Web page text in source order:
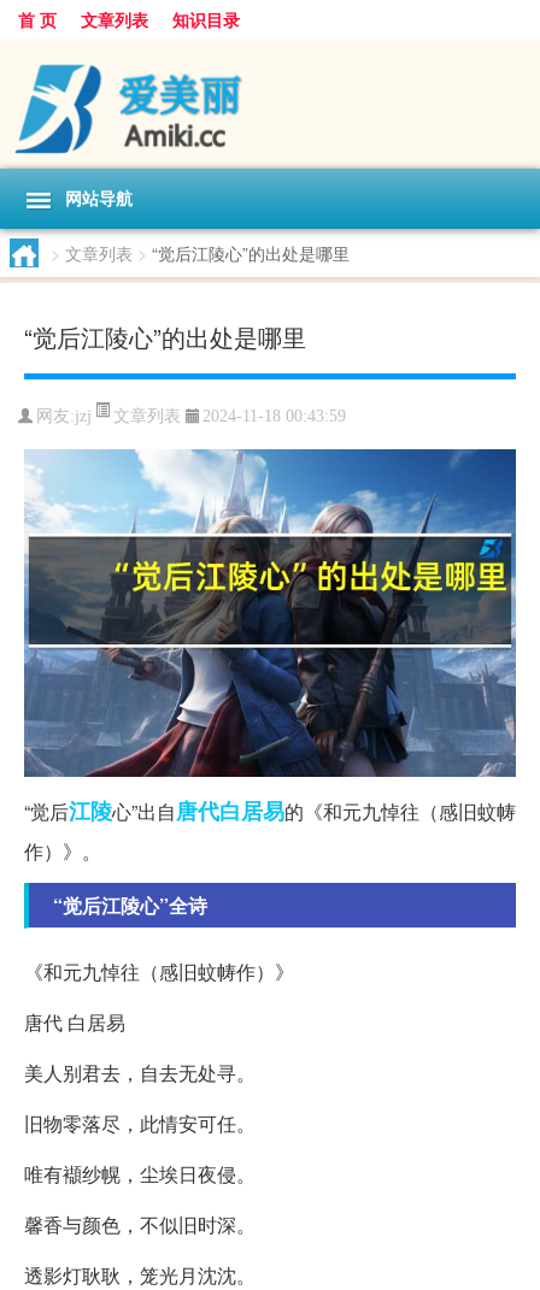
首 页 文章列表 知识目录
网站导航
> 文章列表 > “觉后江陵心”的出处是哪里
“觉后江陵心”的出处是哪里
网友:jzj 文章列表 2024-11-18 00:43:59
“觉后江陵心”出自唐代白居易的《和元九悼往（感旧蚊帱
作）》。
“觉后江陵心”全诗
《和元九悼往（感旧蚊帱作）》
唐代 白居易
美人别君去，自去无处寻。
旧物零落尽，此情安可任。
唯有襭纱幌，尘埃日夜侵。
馨香与颜色，不似旧时深。
透影灯耿耿，笼光月沈沈。